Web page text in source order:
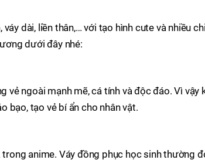
dài, liền thân,… với tạo hình cute và nhiều chi
dưới đây nhé:
vẻ ngoài mạnh mẽ, cá tính và độc đáo. Vì vậy
bạo, tạo vẻ bí ẩn cho nhân vật.
anime. Váy đồng phục học sinh thường